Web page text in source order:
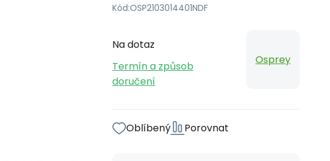
Kód:OSP2103014401NDF
Na dotaz
Termín a způsob
doručení
Osprey
Oblíbený Porovnat